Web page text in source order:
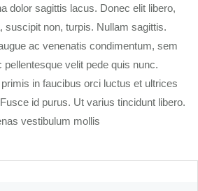
dolor sagittis lacus. Donec elit libero,
suscipit non, turpis. Nullam sagittis.
ac venenatis condimentum, sem
pellentesque velit pede quis nunc.
in faucibus orci luctus et ultrices
id purus. Ut varius tincidunt libero.
vestibulum mollis